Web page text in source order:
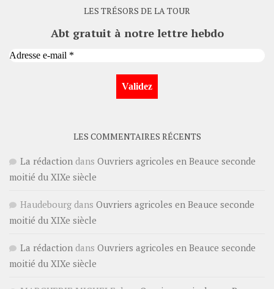
LES TRÉSORS DE LA TOUR
Abt gratuit à notre lettre hebdo
LES COMMENTAIRES RÉCENTS
La rédaction dans Ouvriers agricoles en Beauce seconde
moitié du XIXe siècle
Haudebourg dans Ouvriers agricoles en Beauce seconde
moitié du XIXe siècle
La rédaction dans Ouvriers agricoles en Beauce seconde
moitié du XIXe siècle